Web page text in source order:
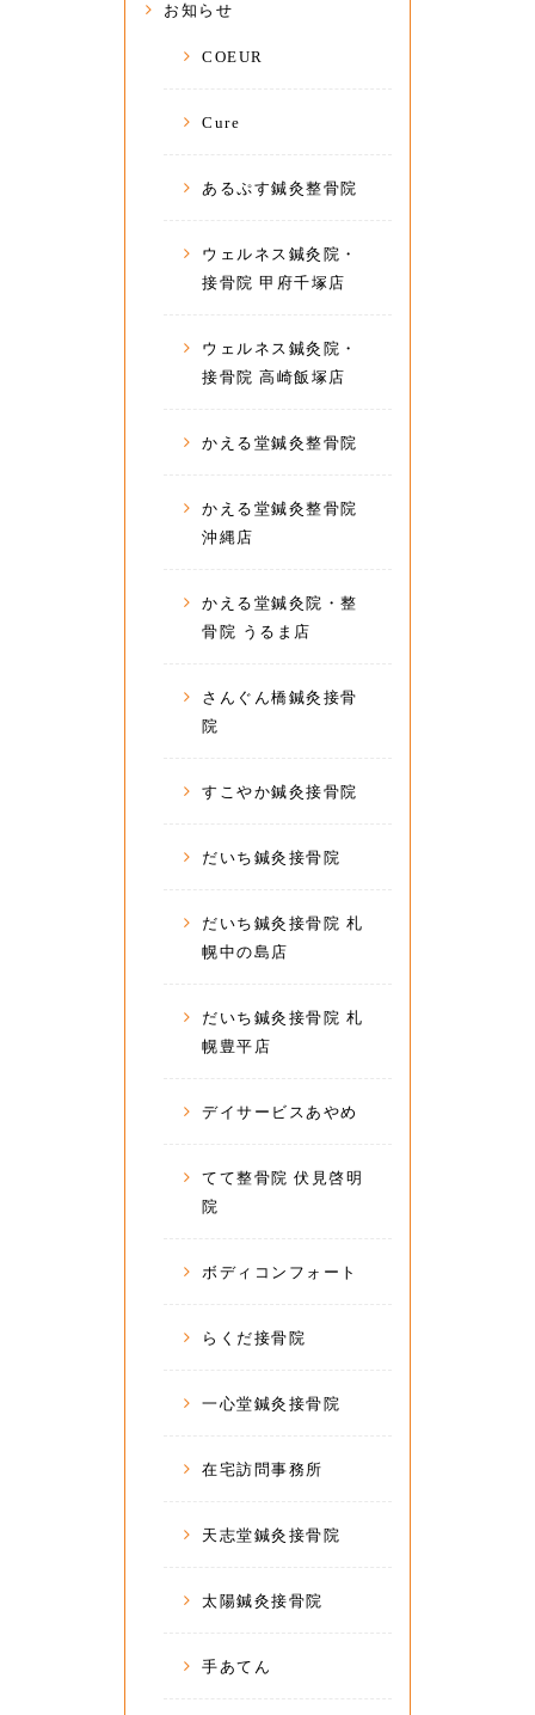
お知らせ
COEUR
Cure
あるぷす鍼灸整骨院
ウェルネス鍼灸院・
接骨院 甲府千塚店
ウェルネス鍼灸院・
接骨院 高崎飯塚店
かえる堂鍼灸整骨院
かえる堂鍼灸整骨院
沖縄店
かえる堂鍼灸院・整
骨院 うるま店
さんぐん橋鍼灸接骨
院
すこやか鍼灸接骨院
だいち鍼灸接骨院
だいち鍼灸接骨院 札
幌中の島店
だいち鍼灸接骨院 札
幌豊平店
デイサービスあやめ
てて整骨院 伏見啓明
院
ボディコンフォート
らくだ接骨院
一心堂鍼灸接骨院
在宅訪問事務所
天志堂鍼灸接骨院
太陽鍼灸接骨院
手あてん